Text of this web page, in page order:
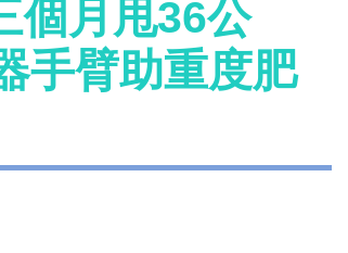
個月甩36公
手臂助重度肥